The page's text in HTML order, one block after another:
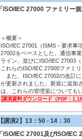
「ISO/IEC 27000 ファミリー
＜概要＞
ISO/IEC 27001（ISMS－要求事
27002をベースとした、通信事
ライン、並びにISO/IEC 27003
これらのISO/IEC 27000ファミ
また、ISO/IEC 27002の改訂
が更新されました。新規に追加
は、これらの管理策についても
講演資料ダウンロード（PDF：
【講演2】13：50 - 14：30
「ISO/IEC 27001及びISO/IEC